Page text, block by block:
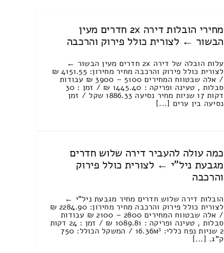
מחירי הובלות דירה 2x חדרים מעין
הבשור ← לצורית כולל פירוק והרכבה
עלות הובלה של דירה 2x חדרים מעין הבשור ←
לצורית כולל פירוק והרכבה מחיר מחירון: 4151.55 ₪
/ אלה שבטווח המחירים 5100 – 3900 ₪ עבודות
סבלות , טעינה ופריקה : 1445.40 ₪ / זמן : 30
דקות 17 שניות מחיר נסיעה 1886.33 שקל / זמן
נסיעה בין ערים [...]
כמה עולה להעביר דירה שלוש חדרים
מגבעת ניל"י ← לצורית כולל פירוק
והרכבה
הובלות דירה שלוש חדרים מחיר מגבעת ניל"י ←
לצורית כולל פירוק והרכבה מחיר מחירון: 2284.90 ₪
/ אלה שבטווח המחירים 2800 – 2100 ₪ עבודות
סבלות , טעינה ופריקה : 1089.81 ₪ / זמן : 24 דקות
2 שניות נפח כללי: 16.36м³ / המשקל הכולל: 750
ק”ג. [...]